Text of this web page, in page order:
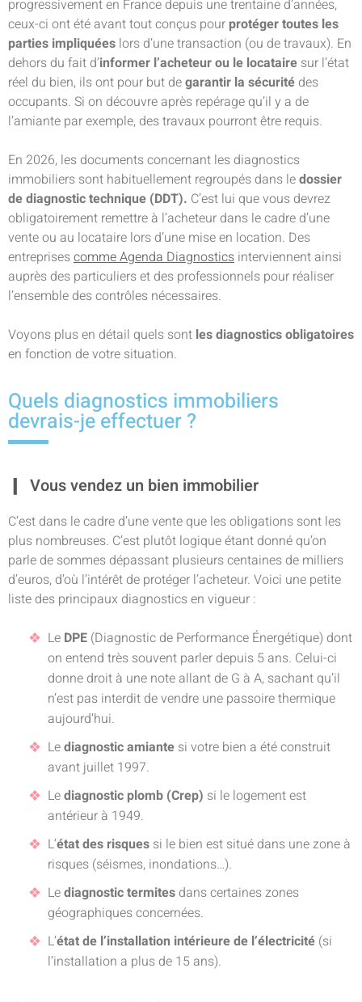
progressivement en France depuis une trentaine d’années,
ceux-ci ont été avant tout conçus pour protéger toutes les
parties impliquées lors d’une transaction (ou de travaux). En
dehors du fait d’informer l’acheteur ou le locataire sur l’état
réel du bien, ils ont pour but degarantir la sécurité des
occupants. Si on découvre après repérage qu’il y a de
l’amiante par exemple, des travaux pourront être requis.
En 2026, les documents concernant les diagnostics
immobiliers sont habituellement regroupés dans ledossier
de diagnostic technique (DDT). C’est lui que vous devrez
obligatoirement remettre à l’acheteur dans le cadre d’une
vente ou au locataire lors d’une mise en location. Des
entreprisescomme Agenda Diagnostics interviennent ainsi
auprès des particuliers et des professionnels pour réaliser
l’ensemble des contrôles nécessaires.
Voyons plus en détail quels sont les diagnostics obligatoires
en fonction de votre situation.
Quels diagnostics immobiliers
devrais-je effectuer ?
Vous vendez un bien immobilier
C’est dans le cadre d’une vente que les obligations sont les
plus nombreuses. C’est plutôt logique étant donné qu’on
parle de sommes dépassant plusieurs centaines de milliers
d’euros, d’où l’intérêt de protéger l’acheteur. Voici une petite
liste des principaux diagnostics en vigueur :
Le DPE (Diagnostic de Performance Énergétique) dont
on entend très souvent parler depuis 5 ans. Celui-ci
donne droit à une note allant de G à A, sachant qu’il
n’est pas interdit de vendre une passoire thermique
aujourd’hui.
Lediagnostic amiante si votre bien a été construit
avant juillet 1997.
Lediagnostic plomb (Crep) si le logement est
antérieur à 1949.
L’état des risques si le bien est situé dans une zone à
risques (séismes, inondations…).
Lediagnostic termites dans certaines zones
géographiques concernées.
L’état de l’installation intérieure de l’électricité (si
l’installation a plus de 15 ans).